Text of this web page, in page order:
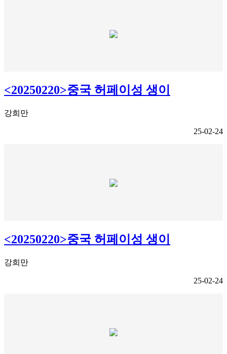
<20250220>중국 허페이성 생이
강희만
25-02-24
<20250220>중국 허페이성 생이
강희만
25-02-24